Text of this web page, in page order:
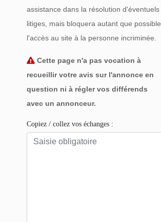
assistance dans la résolution d'éventuels
litiges, mais bloquera autant que possible
l'accès au site à la personne incriminée.
Cette page n'a pas vocation à
recueillir votre avis sur l'annonce en
question ni à régler vos différends
avec un annonceur.
Copiez / collez vos échanges :